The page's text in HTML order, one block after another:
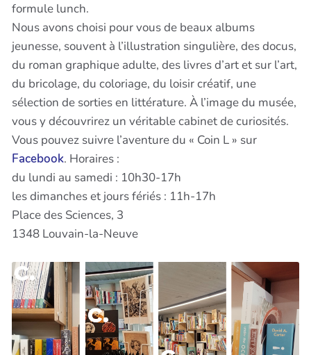
formule lunch.
Nous avons choisi pour vous de beaux albums
jeunesse, souvent à l’illustration singulière, des docus,
du roman graphique adulte, des livres d’art et sur l’art,
du bricolage, du coloriage, du loisir créatif, une
sélection de sorties en littérature. À l’image du musée,
vous y découvrirez un véritable cabinet de curiosités.
Vous pouvez suivre l’aventure du « Coin L » sur
Facebook. Horaires :
du lundi au samedi : 10h30-17h
les dimanches et jours fériés : 11h-17h
Place des Sciences, 3
1348 Louvain-la-Neuve